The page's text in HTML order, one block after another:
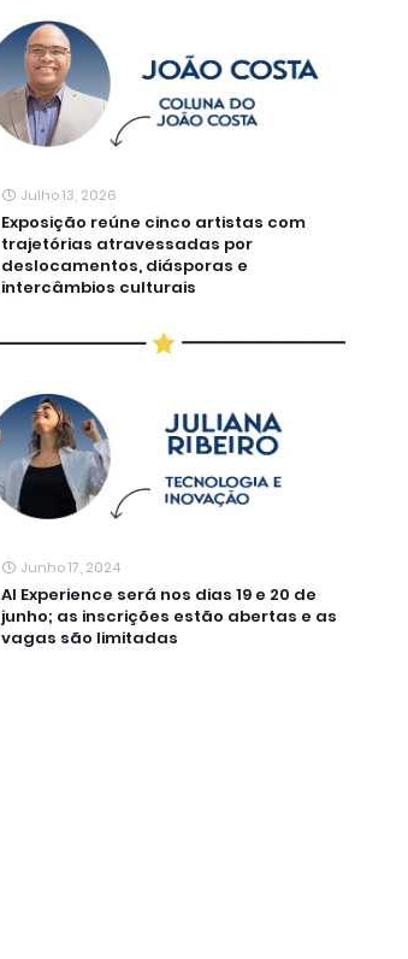
Julho 13, 2026
Exposição reúne cinco artistas com
trajetórias atravessadas por
deslocamentos, diásporas e
intercâmbios culturais
Junho 17, 2024
AI Experience será nos dias 19 e 20 de
junho; as inscrições estão abertas e as
vagas são limitadas